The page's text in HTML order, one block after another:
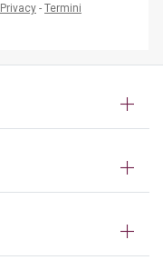
Privacy - Termini